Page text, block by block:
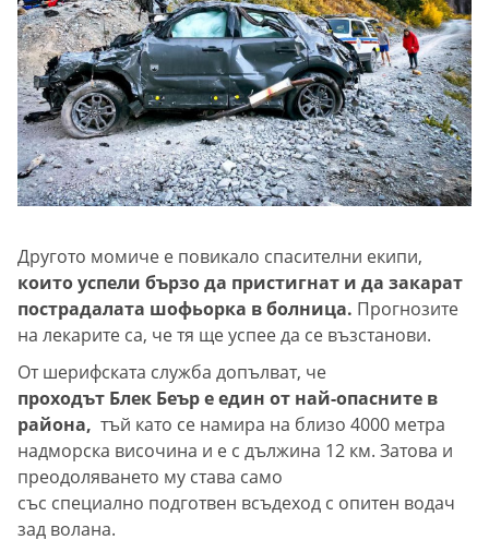
Другото момиче е повикало спасителни екипи,
които успели бързо да пристигнат и да закарат
пострадалата шофьорка в болница. Прогнозите
на лекарите са, че тя ще успее да се възстанови.
От шерифската служба допълват, че
проходът Блек Беър е един от най-опасните в
района, тъй като се намира на близо 4000 метра
надморска височина и е с дължина 12 км. Затова и
преодоляването му става само
със специално подготвен всъдеход с опитен водач
зад волана.